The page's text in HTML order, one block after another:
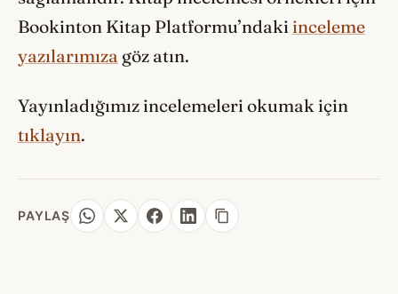
Bookinton Kitap Platformu’ndaki inceleme
yazılarımıza göz atın.
Yayınladığımız incelemeleri okumak için
tıklayın.
PAYLAŞ